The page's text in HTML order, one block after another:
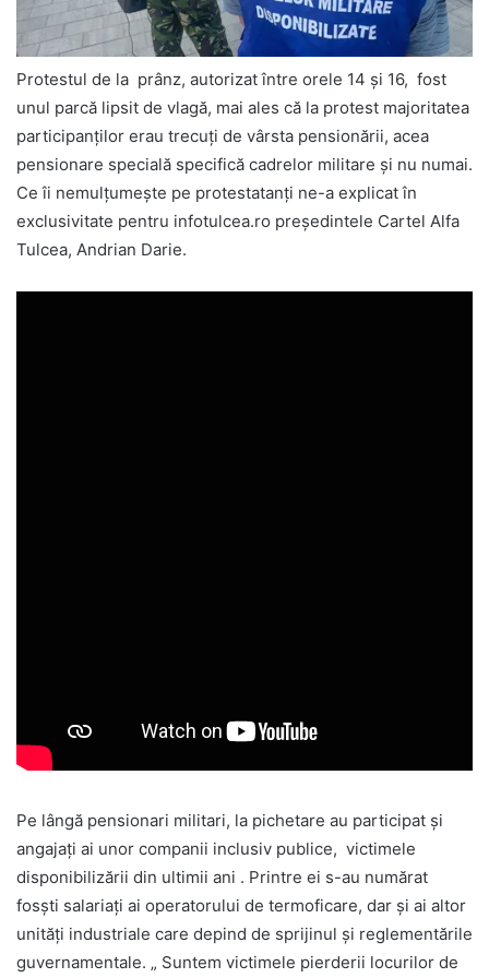
Protestul de la prânz, autorizat între orele 14 și 16, fost
unul parcă lipsit de vlagă, mai ales că la protest majoritatea
participanților erau trecuți de vârsta pensionării, acea
pensionare specială specifică cadrelor militare și nu numai.
Ce îi nemulțumește pe protestatanți ne-a explicat în
exclusivitate pentru infotulcea.ro președintele Cartel Alfa
Tulcea, Andrian Darie.
Pe lângă pensionari militari, la pichetare au participat și
angajați ai unor companii inclusiv publice, victimele
disponibilizării din ultimii ani . Printre ei s-au numărat
fosști salariați ai operatorului de termoficare, dar și ai altor
unități industriale care depind de sprijinul și reglementările
guvernamentale. „ Suntem victimele pierderii locurilor de